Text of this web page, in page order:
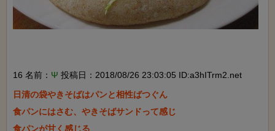
16 名前： Ψ 投稿日：2018/08/26 23:03:05 ID:a3hITrm2.net
日清の袋やきそばはパンと相性ばつぐん
食パンにはさむ、やきそばサンドって感じ
食パンが甘く感じる